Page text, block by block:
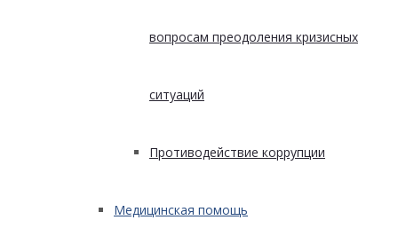
вопросам преодоления кризисных
ситуаций
Противодействие коррупции
Медицинская помощь